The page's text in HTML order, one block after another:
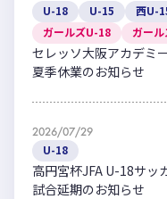
U-18 U-15 西U-
ガールズU-18
ガー
セレッソ大阪アカデミ
夏季休業のお知らせ
2026/07/29
U-18
高円宮杯JFA U-18サッ
試合延期のお知らせ